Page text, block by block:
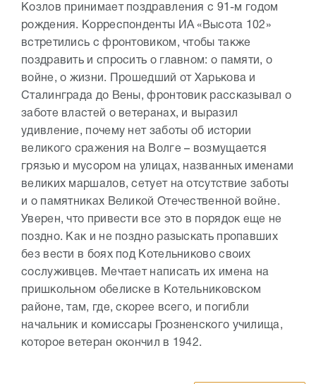
Козлов принимает поздравления с 91-м годом
рождения. Корреспонденты ИА «Высота 102»
встретились с фронтовиком, чтобы также
поздравить и спросить о главном: о памяти, о
войне, о жизни. Прошедший от Харькова и
Сталинграда до Вены, фронтовик рассказывал о
заботе властей о ветеранах, и выразил
удивление, почему нет заботы об истории
великого сражения на Волге – возмущается
грязью и мусором на улицах, названных именами
великих маршалов, сетует на отсутствие заботы
и о памятниках Великой Отечественной войне.
Уверен, что привести все это в порядок еще не
поздно. Как и не поздно разыскать пропавших
без вести в боях под Котельниково своих
сослуживцев. Мечтает написать их имена на
пришкольном обелиске в Котельниковском
районе, там, где, скорее всего, и погибли
начальник и комиссары Грозненского училища,
которое ветеран окончил в 1942.